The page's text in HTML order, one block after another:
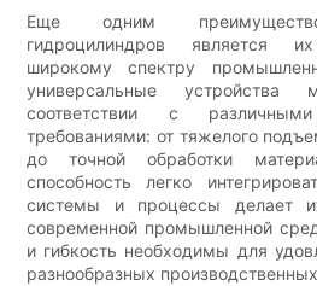
Еще одним
гидроцилиндров является
широкому спектру
универсальные
соответствии с различными
требованиями: от тяжелого
до точной обработки
способность легко
системы и процессы делает
современной промышленной
и гибкость необходимы для
разнообразных